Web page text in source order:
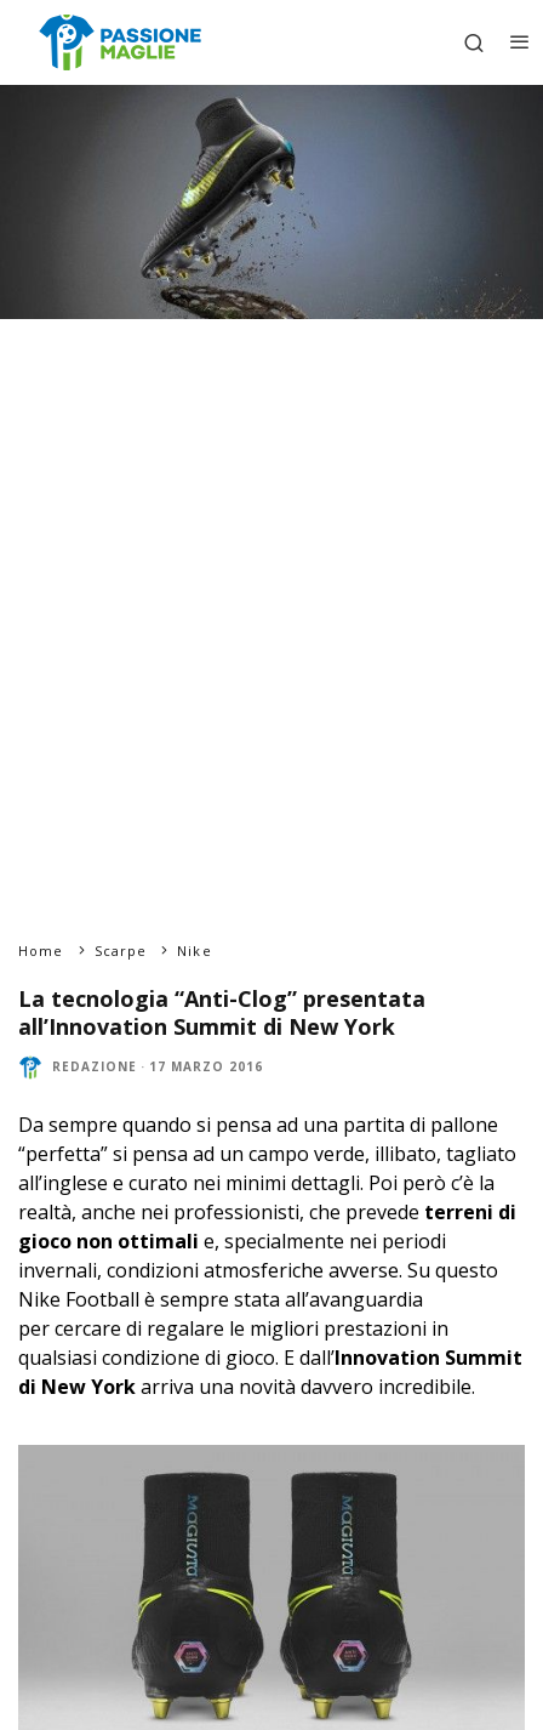
Home Scarpe Nike
La tecnologia “Anti-Clog” presentata
all’Innovation Summit di New York
REDAZIONE · 17 MARZO 2016
Da sempre quando si pensa ad una partita di pallone
“perfetta” si pensa ad un campo verde, illibato, tagliato
all’inglese e curato nei minimi dettagli. Poi però c’è la
realtà, anche nei professionisti, che prevede terreni di
gioco non ottimali e, specialmente nei periodi
invernali, condizioni atmosferiche avverse. Su questo
Nike Football è sempre stata all’avanguardia
per cercare di regalare le migliori prestazioni in
qualsiasi condizione di gioco. E dall’Innovation Summit
di New Yorkarriva una novità davvero incredibile.